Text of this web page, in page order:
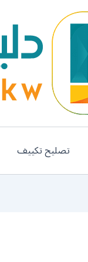
تصليح تكييف